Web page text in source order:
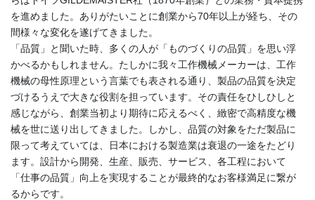
を進めました。ありがたいことに創業から70年以上が経ち、その
間様々な変化を遂げてきました。
「品質」と聞いた時、多くの人が「ものづくりの品質」を思い浮
かべるかもしれません。たしかに我々工作機械メーカーは、工作
機械の母性原理という言葉でも表される通り、製品の品質を決定
づけるうえで大きな役割を担っています。その責任をひしひしと
感じながら、創業当初より期待に応えるべく、緻密で高精度な機
械を世に送り出してきました。しかし、品質の対象をただ製品に
限って考えていては、日本における製造業は衰退の一途をたどり
ます。設計から開発、生産、販売、サービス、各工程において
「仕事の品質」向上を実現することが最終的なお客様満足に繋が
るからです。